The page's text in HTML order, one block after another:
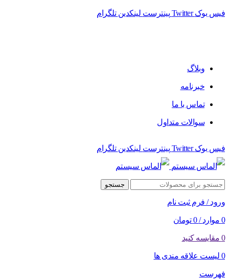
فیس بوک Twitter پینترست لینکدین تلگرام
وبلاگ
خبرنامه
تماس با ما
سوالات متداول
فیس بوک Twitter پینترست لینکدین تلگرام
جستجو
ورود / فرم ثبت نام
0 موارد /
0 تومان
0 مقایسه کنید
0 لیست علاقه مندی ها
فهرست